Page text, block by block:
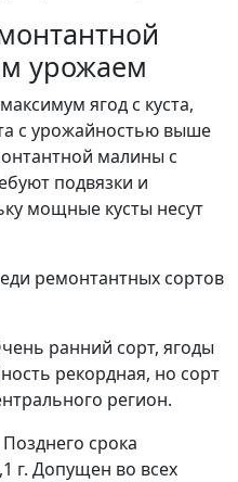
урожаем
ягод с куста,
с урожайностью выше
малины с
подвязки и
мощные кусты несут
ремонтантных сортов
ранний сорт, ягоды
рекордная, но сорт
регион.
срока
г. Допущен во всех